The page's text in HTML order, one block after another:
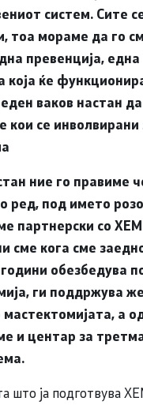
систем. Сите
тоа мораме да го
превенција, една
која ќе
ваков настан
кои се
ние го правиме
ред, под името
партнерски со
сме кога сме
обезбедува
ги поддржува
мастектомијата, а
и центар за
што ја подготвува